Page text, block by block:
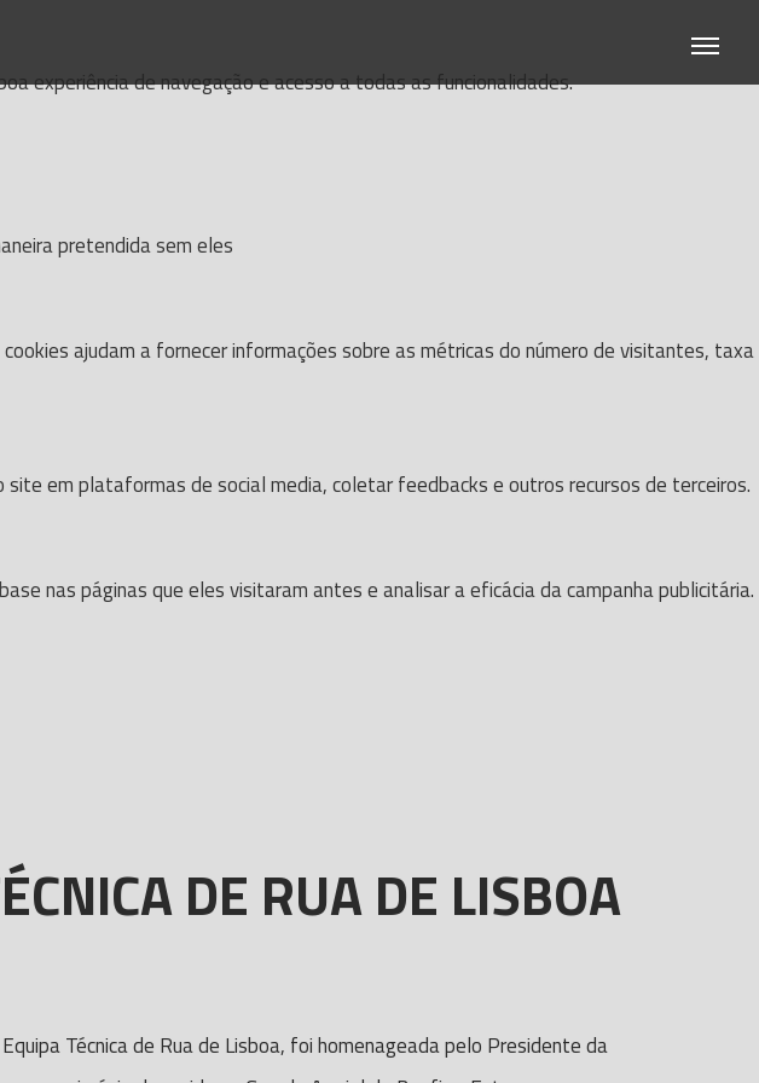
experiência de navegação e acesso a todas as funcionalidades.
pretendida sem eles
ajudam a fornecer informações sobre as métricas do número de visitantes, taxa
em plataformas de social media, coletar feedbacks e outros recursos de terceiros.
nas páginas que eles visitaram antes e analisar a eficácia da campanha publicitária.
DE RUA DE LISBOA
Técnica de Rua de Lisboa, foi homenageada pelo Presidente da